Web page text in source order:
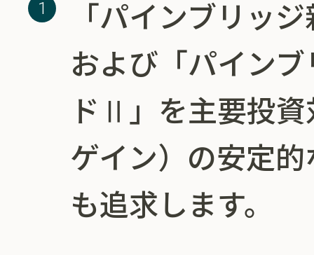
「パインブリッ
および「パイン
ドⅡ」を主要投
ゲイン）の安定
も追求します。